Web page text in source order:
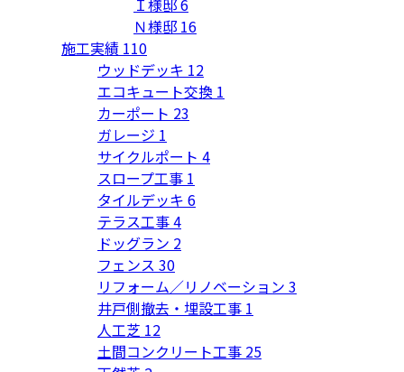
Ｉ様邸6
Ｎ様邸 16
施工実績 110
ウッドデッキ 12
エコキュート交換 1
カーポート 23
ガレージ 1
サイクルポート 4
スロープ工事 1
タイルデッキ 6
テラス工事4
ドッグラン 2
フェンス 30
リフォーム／リノベーション 3
井戸側撤去・埋設工事 1
人工芝 12
土間コンクリート工事 25